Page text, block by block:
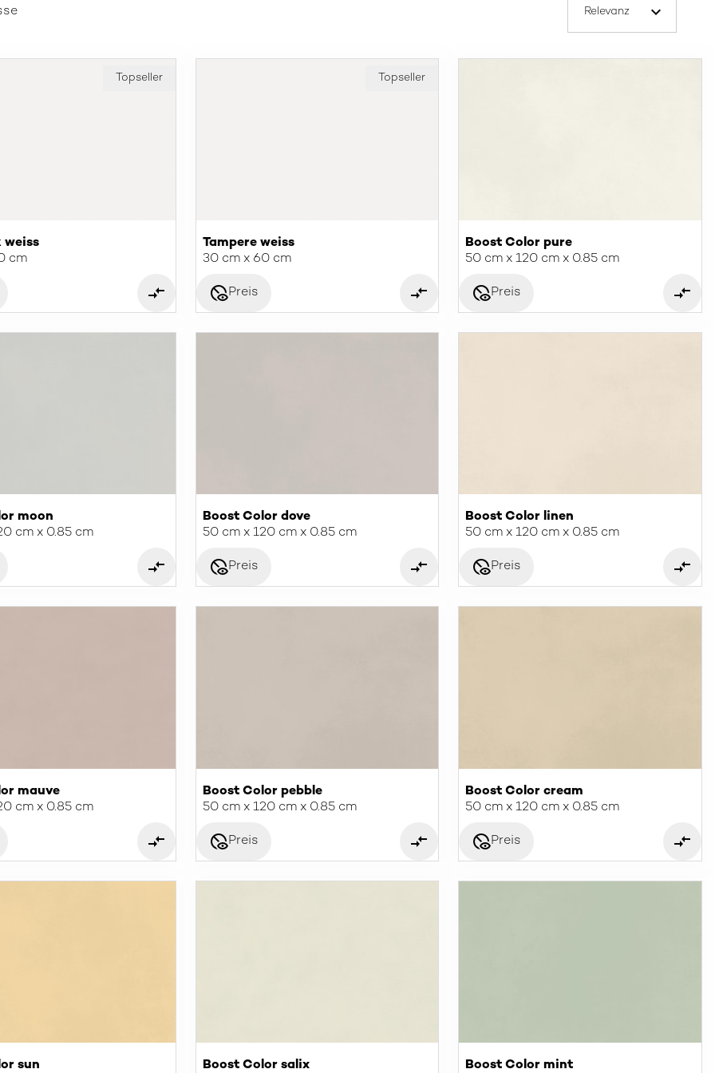
Topseller
weiss
cm
Topseller
Tampere weiss
30 cm x 60 cm
disabled_visiblePreis
Boost Color pure
50 cm x 120 cm x 0.85 cm
disabled_visiblePreis
moon
cm x 0.85 cm
Boost Color dove
50 cm x 120 cm x 0.85 cm
disabled_visiblePreis
Boost Color linen
50 cm x 120 cm x 0.85 cm
disabled_visiblePreis
mauve
cm x 0.85 cm
Boost Color pebble
50 cm x 120 cm x 0.85 cm
disabled_visiblePreis
Boost Color cream
50 cm x 120 cm x 0.85 cm
disabled_visiblePreis
sun
Boost Color salix
Boost Color mint